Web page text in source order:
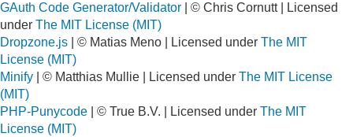
GAuth Code Generator/Validator | © Chris Cornutt | Licensed
under The MIT License (MIT)
Dropzone.js | © Matias Meno | Licensed under The MIT
License (MIT)
Minify | © Matthias Mullie | Licensed under The MIT License
(MIT)
PHP-Punycode | © True B.V. | Licensed under The MIT
License (MIT)